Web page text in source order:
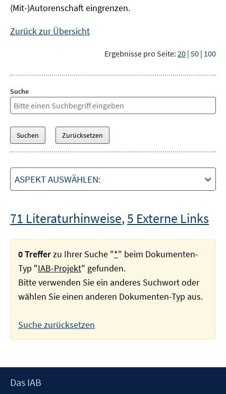
(Mit-)Autorenschaft eingrenzen.
Zurück zur Übersicht
Ergebnisse pro Seite: 20 | 50 | 100
Suche
ASPEKT AUSWÄHLEN:
71 Literaturhinweise,5 Externe Links
0 Trefferzu Ihrer Suche "*" beim Dokumenten-
Typ "IAB-Projekt" gefunden.
Bitte verwenden Sie ein anderes Suchwort oder
wählen Sie einen anderen Dokumenten-Typ aus.
Suche zurücksetzen
Footer
Das IAB